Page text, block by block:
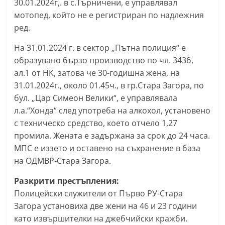
о
р
–
k
a
z
n
l
a
k
n
f
30.01.2024г,. в с.Търничени, е управлявал
мотопед, който не е регистриран по надлежния
ред.
На 31.01.2024 г. в сектор „Пътна полиция“ е
образувано бързо производство по чл. 343б,
ал.1 от НК, затова че 30-годишна жена, на
31.01.2024г., около 01.45ч., в гр.Стара Загора, по
бул. „Цар Симеон Велики“, е управлявала
л.а.“Хонда“ след употреба на алкохол, установено
с техническо средство, което отчело 1,27
промила. Жената е задържана за срок до 24 часа.
МПС е иззето и оставено на съхранение в база
на ОДМВР-Стара Загора.
Разкрити престъпления:
Полицейски служители от Първо РУ-Стара
Загора установиха две жени на 46 и 23 години
като извършителки на джебчийски кражби.